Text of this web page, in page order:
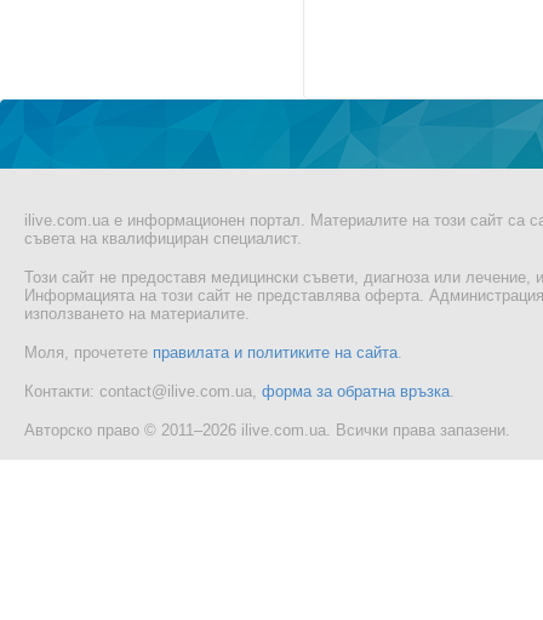
ilive.com.ua е информационен портал. Материалите на този сайт са
съвета на квалифициран специалист.
Този сайт не предоставя медицински съвети, диагноза или лечение,
Информацията на този сайт не представлява оферта.
използването на материалите.
Моля, прочетете правилата и политиките на сайта
Контакти: contact@ilive.com.ua, форма за обратна връзка
Авторско право © 2011–2026 ilive.com.ua. Всички права запазени.